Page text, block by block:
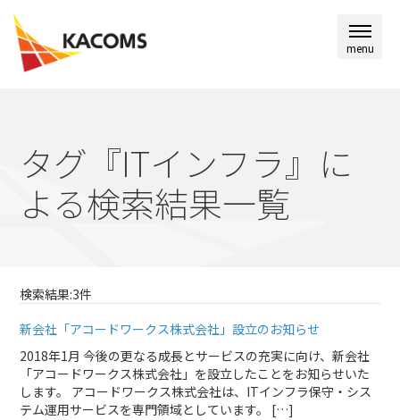
menu
タグ『ITインフラ』に
よる検索結果一覧
検索結果:3件
新会社「アコードワークス株式会社」設立のお知らせ
2018年1月 今後の更なる成長とサービスの充実に向け、新会社
「アコードワークス株式会社」を設立したことをお知らせいた
します。 アコードワークス株式会社は、ITインフラ保守・シス
テム運用サービスを専門領域としています。 […]